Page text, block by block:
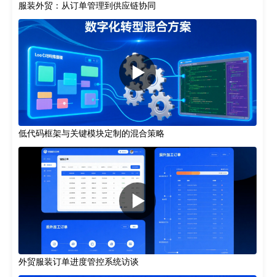
服装外贸：从订单管理到供应链协同
低代码框架与关键模块定制的混合策略
外贸服装订单进度管控系统访谈